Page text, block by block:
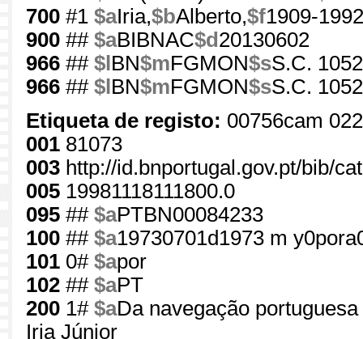
700 #1 $aIria,$bAlberto,$f1909-1992
900 ## $aBIBNAC$d 20130602
966 ## $l BN$mFGMON$sS.C.
966 ## $l BN$mFGMON$sS.C.
Etiqueta de registo: 00756cam
001 81073
003 http://id.bnportugal.gov.pt/bib/
005 19981118111800.0
095 ## $aPTBN00084233
100 ## $a19730701d1973 m
101 0# $apor
102 ## $aPT
200 1# $aDa navegação
Iria Júnior